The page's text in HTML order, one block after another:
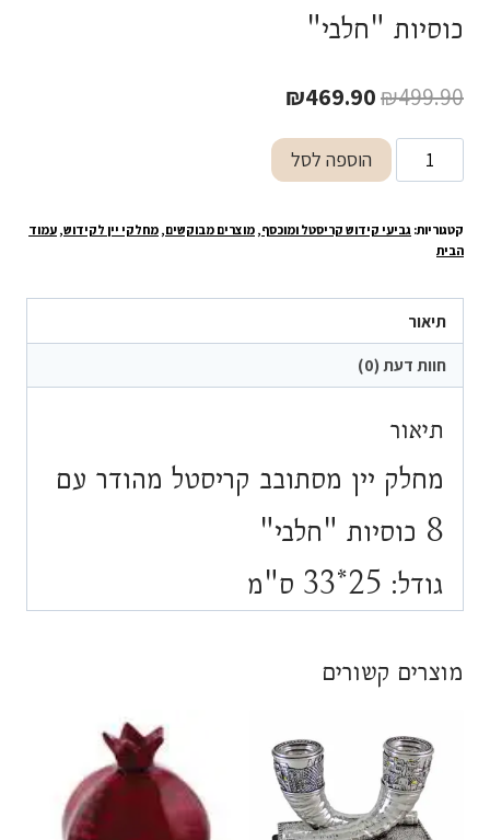
כוסיות "חלבי"
₪499.90
המחיר
המקורי
היה:
₪469.90
הנוכחי
הוא:
כמות
של
יין
קריסטל
מהודר
עם
8
כוסיות
הוספה לסל
קטגוריות: גביעי קידוש קריסטל ומוכסף, מוצרים מבוקשים, מחלקי יין לקידוש, עמוד
הבית
תיאור
חוות דעת (0)
תיאור
מחלק יין מסתובב קריסטל מהודר עם
8 כוסיות "חלבי"
גודל: 25*33 ס"מ
מוצרים קשורים